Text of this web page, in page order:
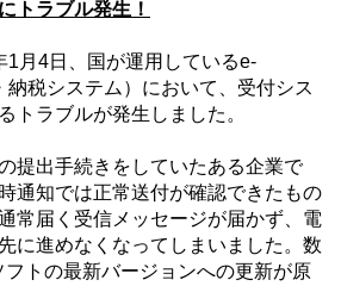
トラブル発生！
1 月 4日、国が運用しているe-
納税システム）において、受付シス
トラブルが発生しました。
提出手続きをしていたある企業で
通知では正常送付が確認できたもの
常届く受信メッセージが届かず、電
に進めなくなってしまいました。数
フトの最新バージョンへの更新が原